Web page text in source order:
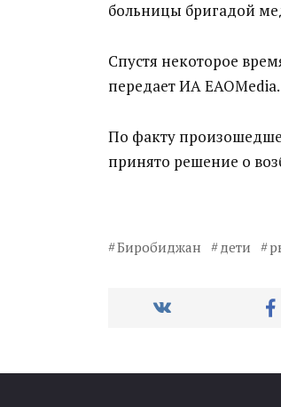
больницы бригадой
Спустя некоторое
передает ИА EAOMedia.
По факту
принято решение о
Биробиджан дети